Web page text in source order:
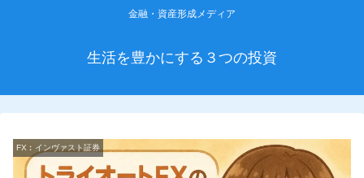
金融・資産形成メディア
生活を豊かにする３つの投資
FX︰インヴァスト証券